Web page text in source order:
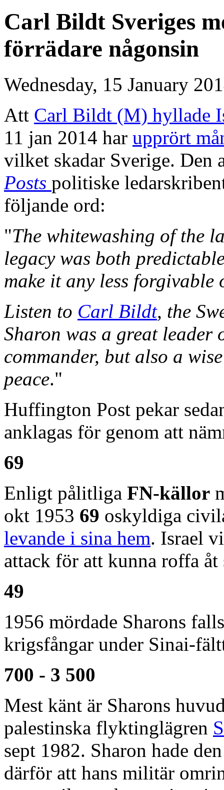
Carl Bildt Sveriges
förrädare någonsin
Wednesday, 15 January
Att Carl Bildt (M) hyllade
11 jan 2014 har upprört
vilket skadar Sverige. Den
Posts politiske
följande ord:
"The whitewashing of the
legacy was both
make it any less forgivable
Listen to Carl Bildt, the
Sharon was a great
commander, but also a
peace."
Huffington Post pekar
anklagas för genom att
69
Enligt pålitliga FN-källor
okt 1953 69 oskyldiga
levande i sina hem. Israel
attack för att kunna roffa åt
49
1956 mördade Sharons
krigsfångar under Sinai-
700 - 3 500
Mest känt är Sharons
palestinska flyktinglägren
sept 1982. Sharon hade
därför att hans militär